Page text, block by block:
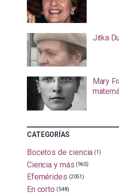
Jitka
Mary
CATEGORÍAS
Bocetos de ciencia (1)
Ciencia y más (965)
Efemérides (2051)
En corto (548)